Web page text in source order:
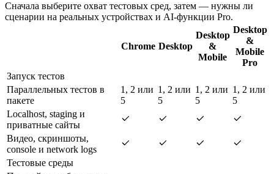
Сначала выберите охват тестовых сред, затем — нужны ли
сценарии на реальных устройствах и AI-функции Pro.
Chrome Desktop
Desktop
&
Mobile
Desktop
&
Mobile
Pro
Запуск тестов
Параллельных тестов в
пакете
1, 2 или
5
1, 2 или
5
1, 2 или
5
1, 2 или
5
Localhost, staging и
приватные сайты
Видео, скриншоты,
console и network logs
Тестовые среды